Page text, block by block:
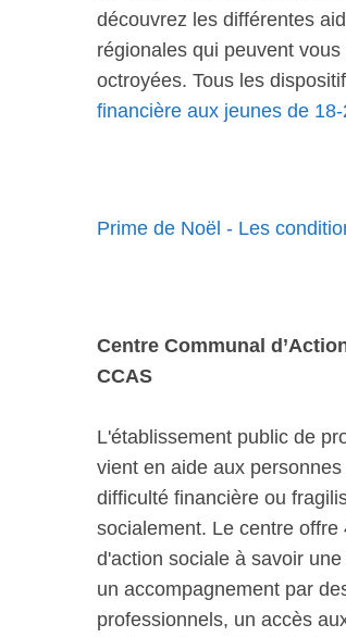
découvrez les différentes
régionales qui peuvent vous
octroyées. Tous les
financière aux jeunes de
Prime de Noël - Les
Centre Communal
CCAS
L'établissement public de
vient en aide aux personnes
difficulté financière ou
socialement. Le centre offre
d'action sociale à savoir
un accompagnement par
professionnels, un accès